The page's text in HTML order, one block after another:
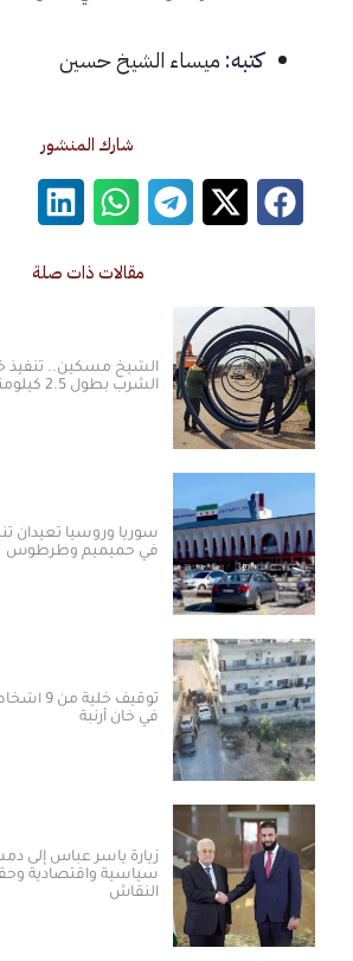
ميساء الشيخ حسين
شارك المنشور
مقالات ذات صلة
الشيخ مسكين.. تنفيذ خط جديد
الشرب بطول 2.5 كيلومتر لخدمة الحي الغربي
سوريا وروسيا تعيدان تنظيم الوجود
في حميميم وطرطوس
توقيف خلية من 9 أشخاص
في خان أرنبة
زيارة ياسر عباس إلى دمشق.. ملفات
سياسية واقتصادية وحقوقية على
النقاش